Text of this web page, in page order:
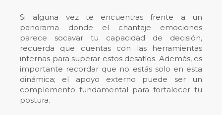
Si alguna vez te encuentras frente a un
panorama donde el chantaje emociones
parece socavar tu capacidad de decisión,
recuerda que cuentas con las herramientas
internas para superar estos desafíos. Además, es
importante recordar que no estás solo en esta
dinámica; el apoyo externo puede ser un
complemento fundamental para fortalecer tu
postura.